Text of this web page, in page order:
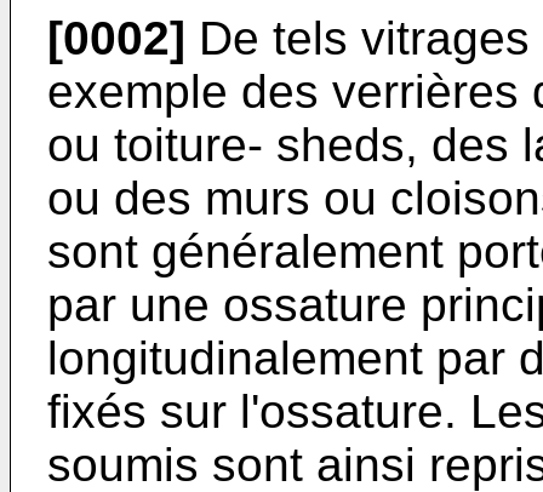
[0002] De tels
exemple des verrières
ou toiture- sheds, des
ou des murs ou
sont généralement
par une ossature
longitudinalement par
fixés sur l'ossature.
soumis sont ainsi